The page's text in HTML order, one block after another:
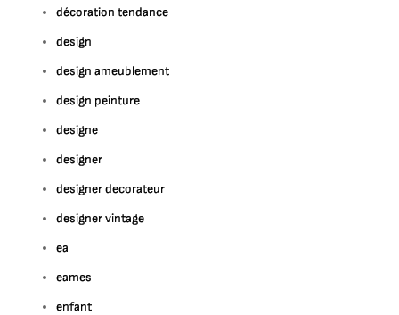
décoration tendance
design
design ameublement
design peinture
designe
designer
designer decorateur
designer vintage
ea
eames
enfant